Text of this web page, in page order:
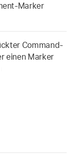
Marker
Command-
einen Marker